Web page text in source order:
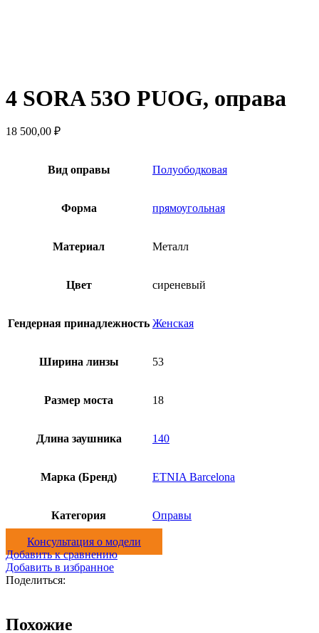
4 SORA 53O PUOG, оправа
18 500,00 ₽
Вид оправы Полуободковая
Форма прямоугольная
Материал Металл
Цвет сиреневый
Гендерная принадлежность Женская
Ширина линзы 53
Размер моста 18
Длина заушника 140
Марка (Бренд) ETNIA Barcelona
Категория Оправы
Консультация о модели
Добавить к сравнению
Добавить в избранное
Поделиться:
Похожие